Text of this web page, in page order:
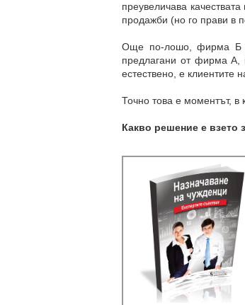
преувеличава
продажби (но го прави в
Още по-лошо, фирма Б
предлагани от фирма А,
естествено, е клиентите
Точно това е моментът, в
Какво решение е взето